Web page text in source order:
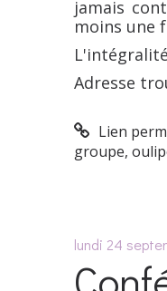
jamais
moins une
Adresse
Lien
groupe,
lundi 24